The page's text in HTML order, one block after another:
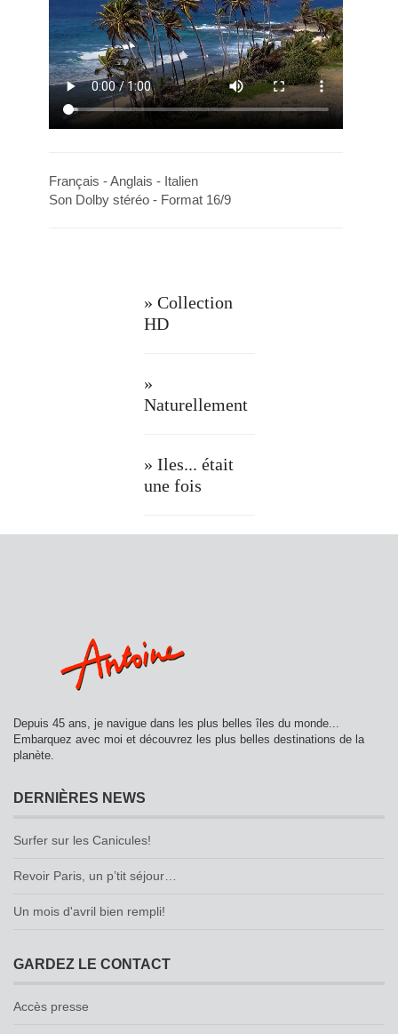
Français - Anglais - Italien
Son Dolby stéréo - Format 16/9
» Collection
HD
»
Naturellement
» Iles... était
une fois
Depuis 45 ans, je navigue dans les plus belles îles du monde...
Embarquez avec moi et découvrez les plus belles destinations de la
planète.
DERNIÈRES NEWS
Surfer sur les Canicules!
Revoir Paris, un p’tit séjour…
Un mois d'avril bien rempli!
GARDEZ LE CONTACT
Accès presse